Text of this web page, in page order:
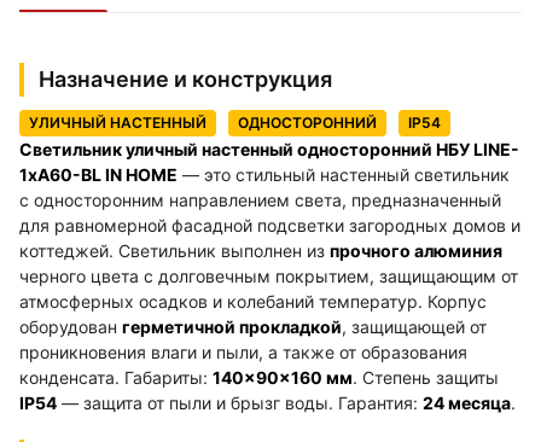
Назначение и конструкция
УЛИЧНЫЙ НАСТЕННЫЙ ОДНОСТОРОННИЙ IP54
Светильник уличный настенный односторонний НБУ LINE-
1хA60-BL IN HOME — это стильный настенный светильник
с односторонним направлением света, предназначенный
для равномерной фасадной подсветки загородных домов и
коттеджей. Светильник выполнен из прочного алюминия
черного цвета с долговечным покрытием, защищающим от
атмосферных осадков и колебаний температур. Корпус
оборудован герметичной прокладкой, защищающей от
проникновения влаги и пыли, а также от образования
конденсата. Габариты: 140×90×160 мм. Степень защиты
IP54 — защита от пыли и брызг воды. Гарантия: 24 месяца.